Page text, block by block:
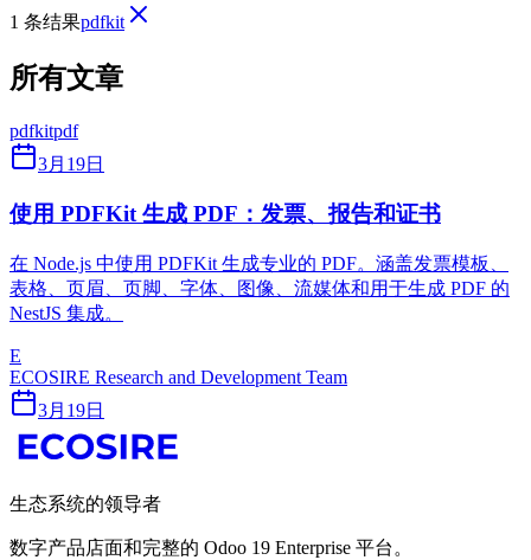
1 条结果pdfkit
所有文章
pdfkitpdf
3月19日
使用 PDFKit 生成 PDF：发票、报告和证书
在 Node.js 中使用 PDFKit 生成专业的 PDF。涵盖发票模板、
表格、页眉、页脚、字体、图像、流媒体和用于生成 PDF 的
NestJS 集成。
E
ECOSIRE Research and Development Team
3月19日
生态系统的领导者
数字产品店面和完整的 Odoo 19 Enterprise 平台。